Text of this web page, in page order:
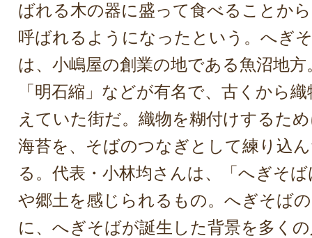
ばれる木の器に盛って食べることか
呼ばれるようになったという。へぎ
は、小嶋屋の創業の地である魚沼地
「明石縮」などが有名で、古くから
えていた街だ。織物を糊付けするた
海苔を、そばのつなぎとして練り込
る。代表・小林均さんは、「へぎそ
や郷土を感じられるもの。へぎそば
に、へぎそばが誕生した背景を多く